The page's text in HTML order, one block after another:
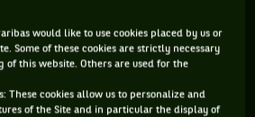
retournement de situation inédit. Lors
France devient effet le premier pays
avoir été menée 2 à 1 à l’issue
de l’Atlantique, des dizaines de
les journaux relatant la
would like to use cookies placed by us or
Some of these cookies are strictly necessary
this website. Others are used for the
These cookies allow us to personalize and
of the Site and in particular the display of